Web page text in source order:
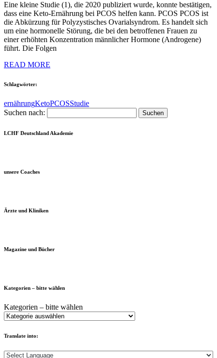
Eine kleine Studie (1), die 2020 publiziert wurde, konnte bestätigen,
dass eine Keto-Ernährung bei PCOS helfen kann. PCOS PCOS ist
die Abkürzung für Polyzystisches Ovarialsyndrom. Es handelt sich
um eine hormonelle Störung, die bei den betroffenen Frauen zu
einer erhöhten Konzentration männlicher Hormone (Androgene)
führt. Die Folgen
READ MORE
Schlagwörter:
ernährungKetoPCOSStudie
Suchen nach:
LCHF Deutschland Akademie
unsere Coaches
Ärzte und Kliniken
Magazine und Bücher
Kategorien – bitte wählen
Kategorien – bitte wählen
Translate into: